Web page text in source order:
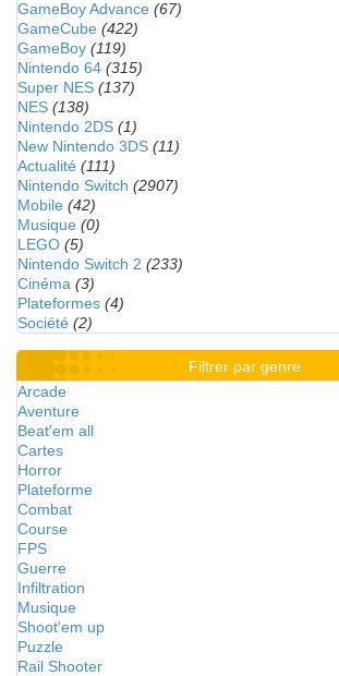
GameBoy Advance (67)
GameCube (422)
GameBoy (119)
Nintendo 64 (315)
Super NES (137)
NES (138)
Nintendo 2DS (1)
New Nintendo 3DS (11)
Actualité (111)
Nintendo Switch (2907)
Mobile (42)
Musique (0)
LEGO (5)
Nintendo Switch 2 (233)
Cinéma (3)
Plateformes (4)
Société (2)
Filtrer par genre
Arcade
Aventure
Beat'em all
Cartes
Horror
Plateforme
Combat
Course
FPS
Guerre
Infiltration
Musique
Shoot'em up
Puzzle
Rail Shooter